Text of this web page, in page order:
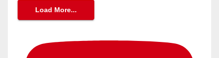
Load More...